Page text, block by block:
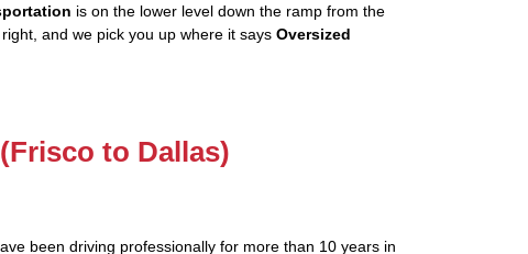
is on the lower level down the ramp from the
and we pick you up where it says Oversized
to Dallas)
been driving professionally for more than 10 years in